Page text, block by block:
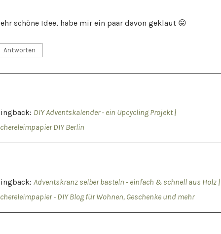
schöne Idee, habe mir ein paar davon geklaut 😛
Antworten
DIY Adventskalender - ein Upcycling Projekt |
DIY Berlin
Adventskranz selber basteln - einfach & schnell aus Holz |
- DIY Blog für Wohnen, Geschenke und mehr